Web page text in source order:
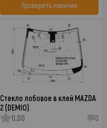
Проверить наличие
Стекло лобовое в клей MAZDA
2 (DEMIO)
0,00
0